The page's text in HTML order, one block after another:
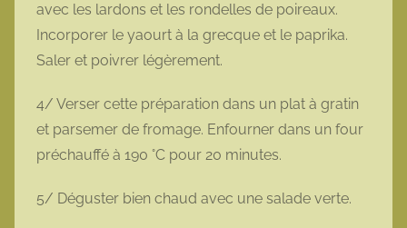
avec les lardons et les rondelles de poireaux.
Incorporer le yaourt à la grecque et le paprika.
Saler et poivrer légèrement.
4/ Verser cette préparation dans un plat à gratin
et parsemer de fromage. Enfourner dans un four
préchauffé à 190 °C pour 20 minutes.
5/ Déguster bien chaud avec une salade verte.